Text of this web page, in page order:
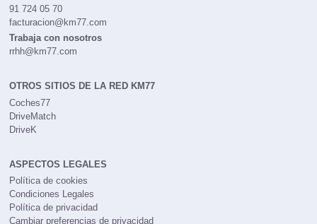
91 724 05 70
facturacion@km77.com
Trabaja con nosotros
rrhh@km77.com
OTROS SITIOS DE LA RED KM77
Coches77
DriveMatch
DriveK
ASPECTOS LEGALES
Política de cookies
Condiciones Legales
Política de privacidad
Cambiar preferencias de privacidad